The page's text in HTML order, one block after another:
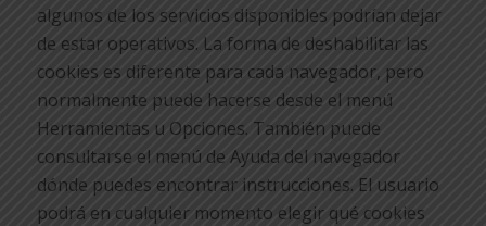
algunos de los servicios disponibles podrían dejar
de estar operativos. La forma de deshabilitar las
cookies es diferente para cada navegador, pero
normalmente puede hacerse desde el menú
Herramientas u Opciones. También puede
consultarse el menú de Ayuda del navegador
dónde puedes encontrar instrucciones. El usuario
podrá en cualquier momento elegir qué cookies